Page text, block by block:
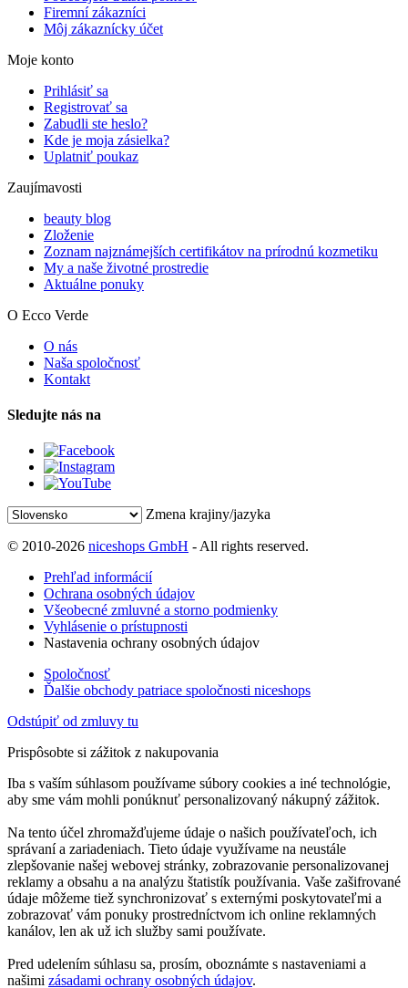
Firemní zákazníci
Môj zákaznícky účet
Moje konto
Prihlásiť sa
Registrovať sa
Zabudli ste heslo?
Kde je moja zásielka?
Uplatniť poukaz
Zaujímavosti
beauty blog
Zloženie
Zoznam najznámejších certifikátov na prírodnú kozmetiku
My a naše životné prostredie
Aktuálne ponuky
O Ecco Verde
O nás
Naša spoločnosť
Kontakt
Sledujte nás na
Zmena krajiny/jazyka
© 2010-2026 niceshops GmbH - All rights reserved.
Prehľad informácií
Ochrana osobných údajov
Všeobecné zmluvné a storno podmienky
Vyhlásenie o prístupnosti
Nastavenia ochrany osobných údajov
Spoločnosť
Ďalšie obchody patriace spoločnosti niceshops
Odstúpiť od zmluvy tu
Prispôsobte si zážitok z nakupovania
Iba s vaším súhlasom používame súbory cookies a iné technológie,
aby sme vám mohli ponúknuť personalizovaný nákupný zážitok.
Na tento účel zhromažďujeme údaje o našich používateľoch, ich
správaní a zariadeniach. Tieto údaje využívame na neustále
zlepšovanie našej webovej stránky, zobrazovanie personalizovanej
reklamy a obsahu a na analýzu štatistík používania. Vaše zašifrované
údaje môžeme tiež synchronizovať s externými poskytovateľmi a
zobrazovať vám ponuky prostredníctvom ich online reklamných
kanálov, len ak už ich služby sami používate.
Pred udelením súhlasu sa, prosím, oboznámte s nastaveniami a
našimi zásadami ochrany osobných údajov.